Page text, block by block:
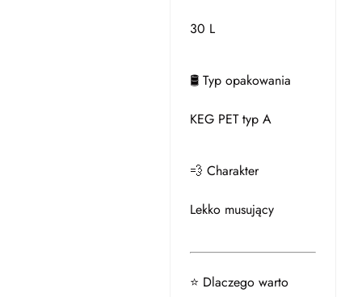
30 L
🛢️ Typ opakowania
KEG PET typ A
💨 Charakter
Lekko musujący
⭐ Dlaczego warto